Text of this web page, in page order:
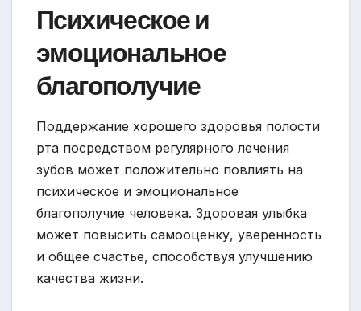
Психическое и
эмоциональное
благополучие
Поддержание хорошего здоровья полости
рта посредством регулярного лечения
зубов может положительно повлиять на
психическое и эмоциональное
благополучие человека. Здоровая улыбка
может повысить самооценку, уверенность
и общее счастье, способствуя улучшению
качества жизни.